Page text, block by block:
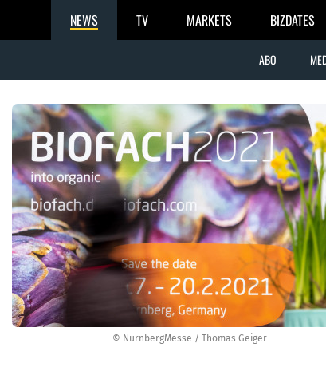
NEWS TV MARKETS BIZDATES
ABO
© NürnbergMesse / Thomas Geiger